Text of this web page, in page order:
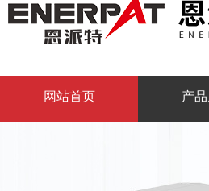
网站首页 产